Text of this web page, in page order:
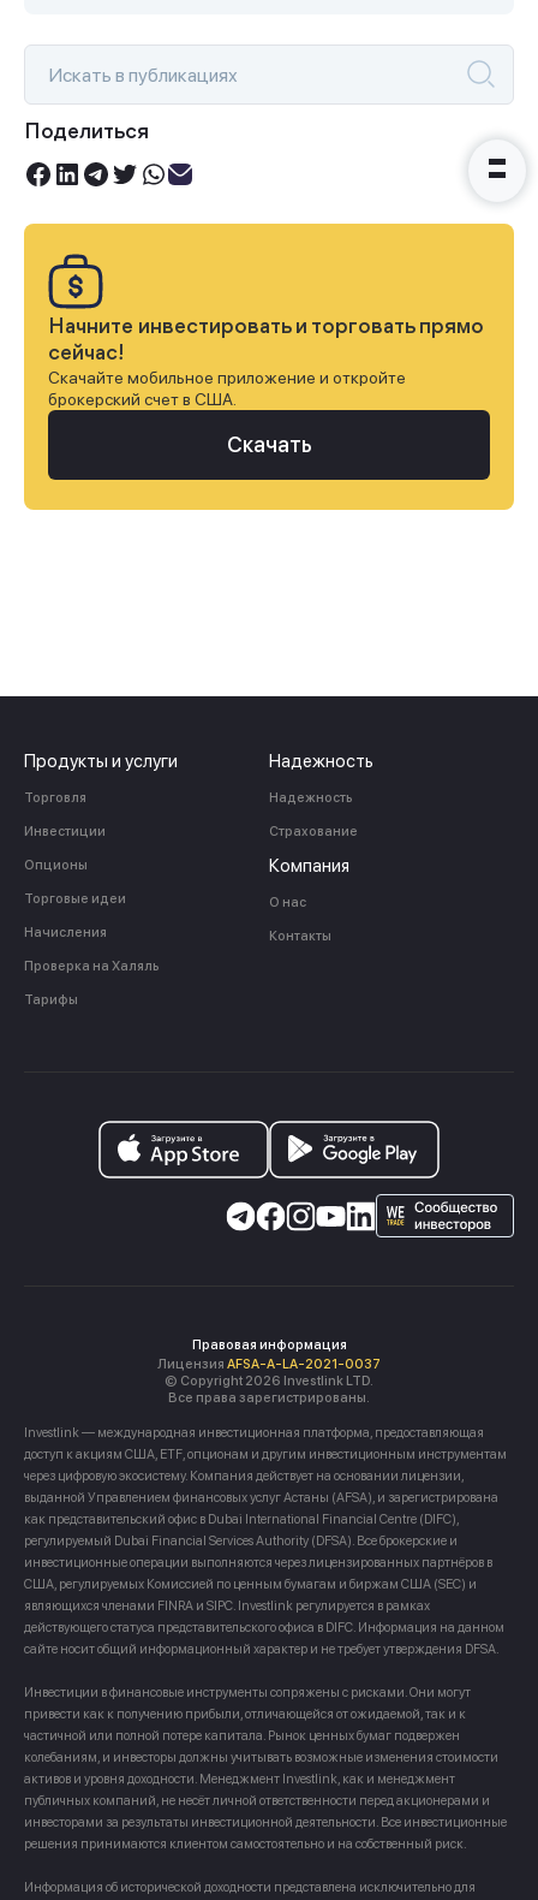
Поделиться
Начните инвестировать и торговать прямо
сейчас!
Скачайте мобильное приложение и откройте
брокерский счет в США.
Скачать
вами в ближайшее время
Продукты и услуги
Торговля
Инвестиции
Опционы
Торговые идеи
Начисления
Проверка на Халяль
Тарифы
Надежность
Надежность
Страхование
Компания
О нас
Контакты
Правовая информация
Лицензия AFSA-A-LA-2021-0037
© Copyright 2026 Investlink LTD.
Все права зарегистрированы.
Investlink — международная инвестиционная платформа, предоставляющая
доступ к акциям США, ETF, опционам и другим инвестиционным инструментам
через цифровую экосистему. Компания действует на основании лицензии,
выданной Управлением финансовых услуг Астаны (AFSA), и зарегистрирована
как представительский офис в Dubai International Financial Centre (DIFC),
регулируемый Dubai Financial Services Authority (DFSA). Все брокерские и
инвестиционные операции выполняются через лицензированных партнёров в
США, регулируемых Комиссией по ценным бумагам и биржам США (SEC) и
являющихся членами FINRA и SIPC. Investlink регулируется в рамках
действующего статуса представительского офиса в DIFC. Информация на данном
сайте носит общий информационный характер и не требует утверждения DFSA.
Инвестиции в финансовые инструменты сопряжены с рисками. Они могут
привести как к получению прибыли, отличающейся от ожидаемой, так и к
частичной или полной потере капитала. Рынок ценных бумаг подвержен
колебаниям, и инвесторы должны учитывать возможные изменения стоимости
активов и уровня доходности. Менеджмент Investlink, как и менеджмент
публичных компаний, не несёт личной ответственности перед акционерами и
инвесторами за результаты инвестиционной деятельности. Все инвестиционные
решения принимаются клиентом самостоятельно и на собственный риск.
Информация об исторической доходности представлена исключительно для